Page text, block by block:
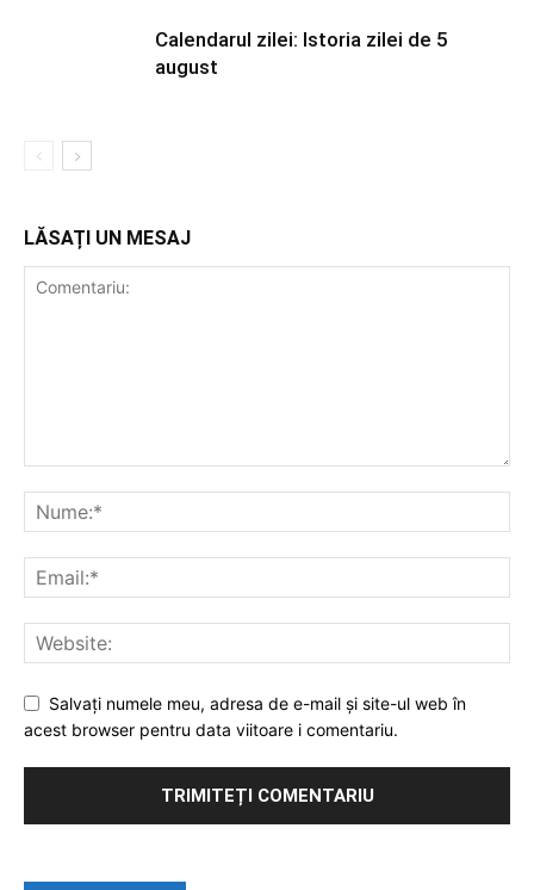
Calendarul zilei: Istoria zilei de 5
august
LĂSAȚI UN MESAJ
Salvați numele meu, adresa de e-mail și site-ul web în
acest browser pentru data viitoare i comentariu.